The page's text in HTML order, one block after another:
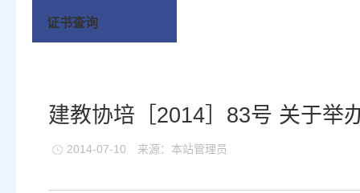
证书查询
建教协培［2014］83号 关于举
2014-07-10 来源：本站管理员